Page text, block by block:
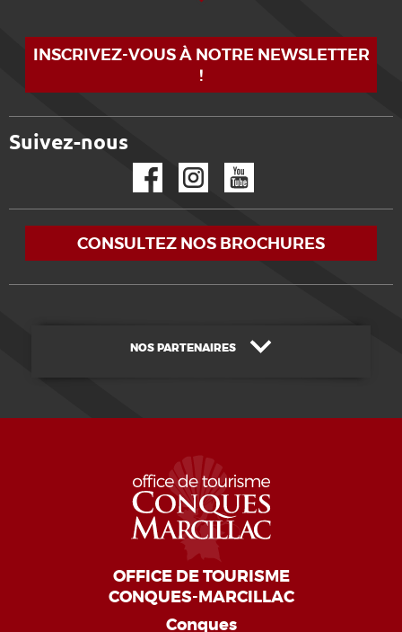
INSCRIVEZ-VOUS À NOTRE NEWSLETTER
!
Suivez-nous
CONSULTEZ NOS BROCHURES
NOS PARTENAIRES
OFFICE DE TOURISME
CONQUES-MARCILLAC
Conques